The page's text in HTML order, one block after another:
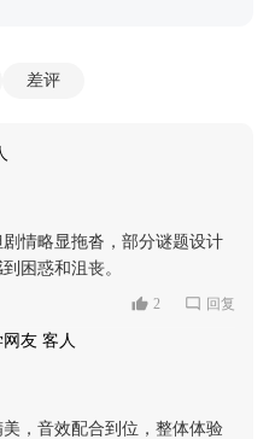
差评
情略显拖沓，部分谜题设计
困惑和沮丧。
2 回复
友 客人
，音效配合到位，整体体验